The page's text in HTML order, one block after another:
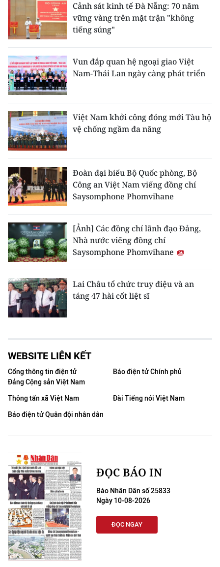
Cảnh sát kinh tế Đà Nẵng: 70 năm
vững vàng trên mặt trận "không
tiếng súng"
Vun đắp quan hệ ngoại giao Việt
Nam-Thái Lan ngày càng phát triển
Việt Nam khởi công đóng mới Tàu hộ
vệ chống ngầm đa năng
Đoàn đại biểu Bộ Quốc phòng, Bộ
Công an Việt Nam viếng đồng chí
Saysomphone Phomvihane
[Ảnh] Các đồng chí lãnh đạo Đảng,
Nhà nước viếng đồng chí
Saysomphone Phomvihane
Lai Châu tổ chức truy điệu và an
táng 47 hài cốt liệt sĩ
WEBSITE LIÊN KẾT
Cổng thông tin điện tử
Đảng Cộng sản Việt Nam
Báo điện tử Chính phủ
Thông tấn xã Việt Nam
Đài Tiếng nói Việt Nam
Báo điện tử Quân đội nhân dân
ĐỌC BÁO IN
Báo Nhân Dân số 25833
Ngày 10-08-2026
ĐỌC NGAY